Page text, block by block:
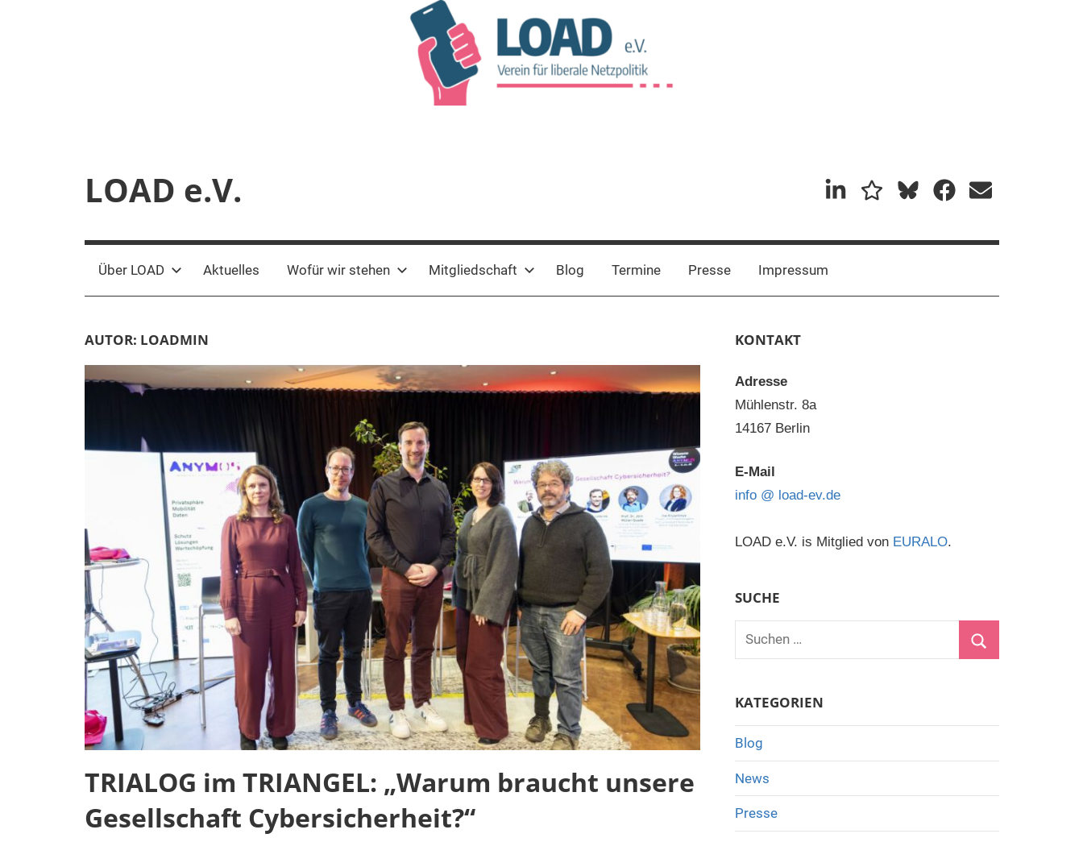
LOAD e.V.
für
liberale
MastadonBluesky
Über LOAD Aktuelles Wofür wir stehen Mitgliedschaft Blog Termine Presse Impressum
AUTOR: LOADMIN
TRIALOG im TRIANGEL: „Warum braucht unsere
Gesellschaft Cybersicherheit?“
KONTAKT
Adresse
Mühlenstr. 8a
14167 Berlin
E-Mail
info @ load-ev.de
LOAD e.V. is Mitglied von EURALO.
SUCHE
Suchen
KATEGORIEN
Blog
News
Presse